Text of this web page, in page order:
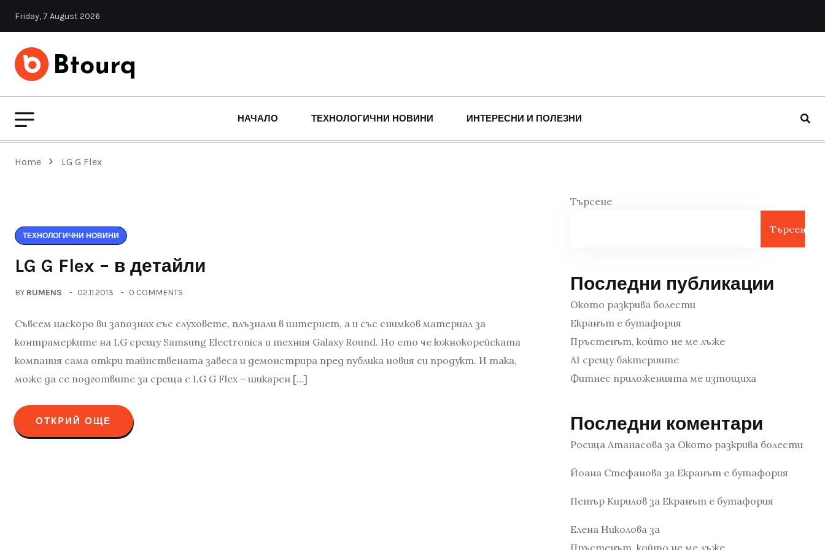
Friday, 7 August 2026
НАЧАЛО ТЕХНОЛОГИЧНИ НОВИНИ ИНТЕРЕСНИ И ПОЛЕЗНИ
Home LG G Flex
ТЕХНОЛОГИЧНИ НОВИНИ
LG G Flex – в детайли
BY RUMENS 02.11.2013 0 COMMENTS
Съвсем наскоро ви запознах със слуховете, плъзнали в интернет, а и със снимков материал за
контрамерките на LG срещу Samsung Electronics и техния Galaxy Round. Но ето че южнокорейската
компания сама откри тайнствената завеса и демонстрира пред публика новия си продукт. И така,
може да се подготвите за среща с LG G Flex – шикарен […]
ОТКРИЙ ОЩЕ
Търсене
Търсене
Последни публикации
Окото разкрива болести
Екранът е бутафория
Пръстенът, който не ме лъже
AI срещу бактериите
Фитнес приложенията ме изтощиха
Последни коментари
Росица Атанасова за Окото разкрива болести
Йоана Стефанова за Екранът е бутафория
Петър Кирилов за Екранът е бутафория
Елена Николова за
Пръстенът, който не ме лъже